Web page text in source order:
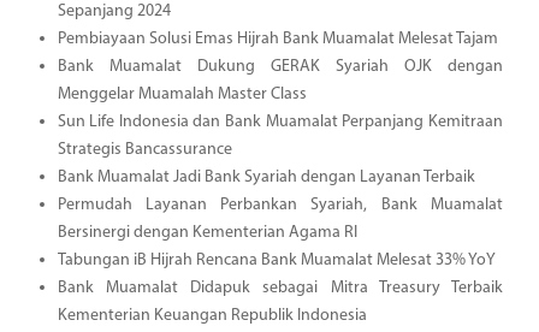
Sepanjang 2024
Pembiayaan Solusi Emas Hijrah Bank Muamalat Melesat Tajam
Bank Muamalat Dukung GERAK Syariah OJK dengan
Menggelar Muamalah Master Class
Sun Life Indonesia dan Bank Muamalat Perpanjang Kemitraan
Strategis Bancassurance
Bank Muamalat Jadi Bank Syariah dengan Layanan Terbaik
Permudah Layanan Perbankan Syariah, Bank Muamalat
Bersinergi dengan Kementerian Agama RI
Tabungan iB Hijrah Rencana Bank Muamalat Melesat 33% YoY
Bank Muamalat Didapuk sebagai Mitra Treasury Terbaik
Kementerian Keuangan Republik Indonesia